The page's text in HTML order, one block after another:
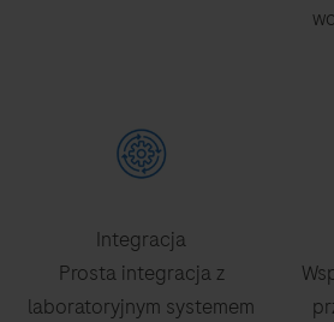
Integracja
Prosta integracja z
laboratoryjnym systemem